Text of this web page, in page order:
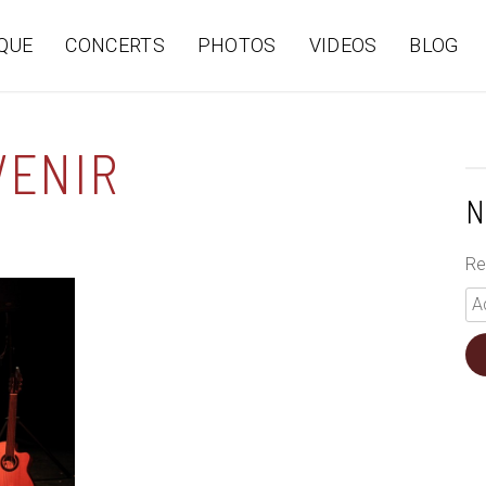
CONCERTS PHOTOS VIDEOS BLOG
e-
*